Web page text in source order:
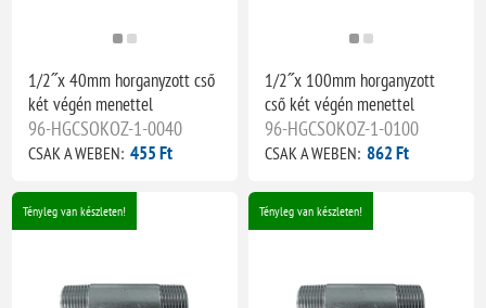
1/2˝x 40mm horganyzott cső
két végén menettel
96-HGCSOKOZ-1-0040
CSAK A WEBEN: 455 Ft
1/2˝x 100mm horganyzott
cső két végén menettel
96-HGCSOKOZ-1-0100
CSAK A WEBEN: 862 Ft
Tényleg van készleten! Tényleg van készleten!